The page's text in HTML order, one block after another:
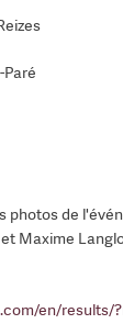
photos de
Maxime
en/results/